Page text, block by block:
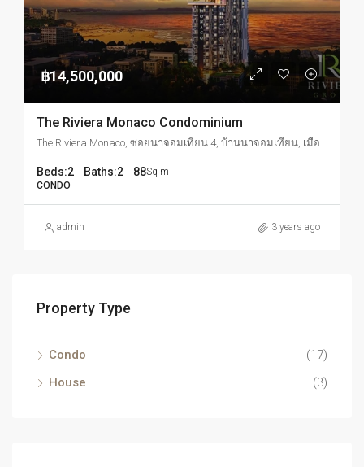
฿14,500,000
The Riviera Monaco Condominium
The Riviera Monaco, ซอยนาจอมเทียน 4, บ้านนาจอมเทียน, เมืองพัทยา, นาจอมเทียน, จังหวัดชลบุรี, ประเทศไทย
Beds:2 Baths:2 88Sq m
CONDO
admin 3 years ago
Property Type
Condo
(17)
House
(3)